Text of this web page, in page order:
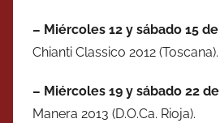
– Miércoles 12 y sábado 15 de
Chianti Classico 2012 (Toscana).
– Miércoles 19 y sábado 22 de
Manera 2013 (D.O.Ca. Rioja).